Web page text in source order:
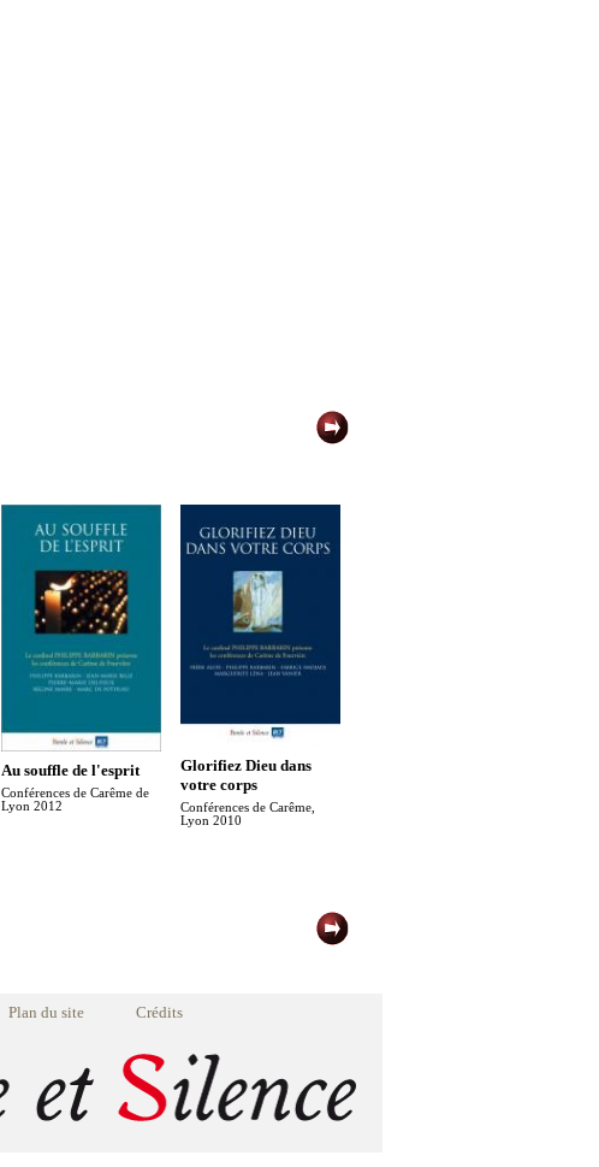
Au souffle de l'esprit
Conférences de Carême de
Lyon 2012
Glorifiez Dieu dans
votre corps
Conférences de Carême,
Lyon 2010
Plan du site Crédits